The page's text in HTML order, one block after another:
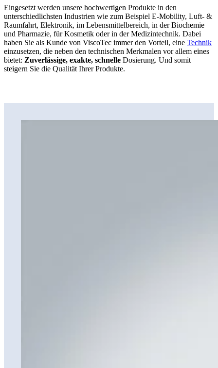
Eingesetzt werden unsere hochwertigen Produkte in den
unterschiedlichsten Industrien wie zum Beispiel E-Mobility, Luft- &
Raumfahrt, Elektronik, im Lebensmittelbereich, in der Biochemie
und Pharmazie, für Kosmetik oder in der Medizintechnik. Dabei
haben Sie als Kunde von ViscoTec immer den Vorteil, eine Technik
einzusetzen, die neben den technischen Merkmalen vor allem eines
bietet: Zuverlässige, exakte, schnelle Dosierung. Und somit
steigern Sie die Qualität Ihrer Produkte.